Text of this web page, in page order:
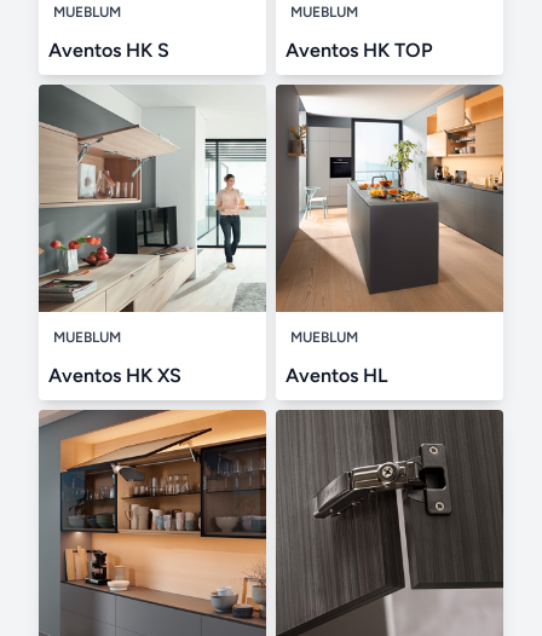
MUEBLUM
Aventos HK S
MUEBLUM
Aventos HK TOP
MUEBLUM
Aventos HK XS
MUEBLUM
Aventos HL